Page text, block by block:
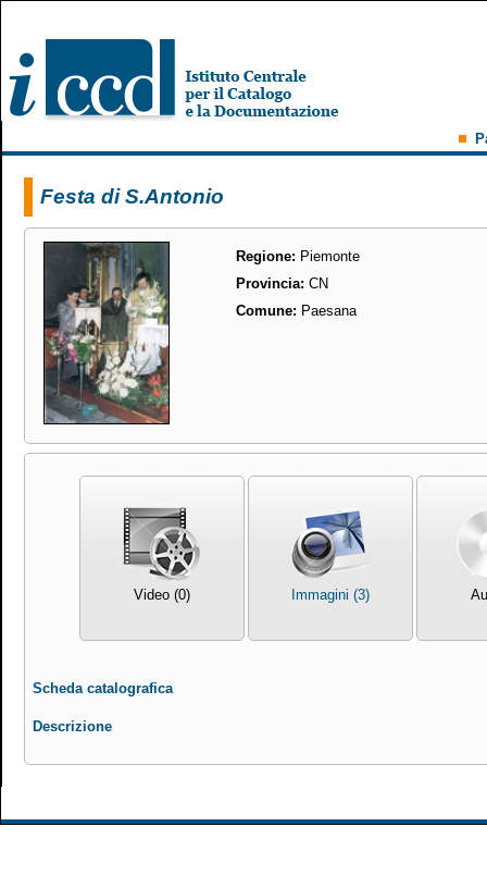
Festa di S.Antonio
Regione: Piemonte
Provincia: CN
Comune: Paesana
Video (0) Immagini (3)
Scheda catalografica
Descrizione